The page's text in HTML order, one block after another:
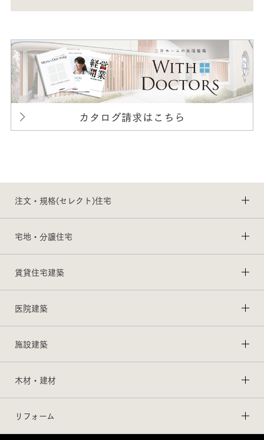
カタログ請求はこちら
注文・規格(セレクト)住宅
宅地・分譲住宅
賃貸住宅建築
医院建築
施設建築
木材・建材
リフォーム